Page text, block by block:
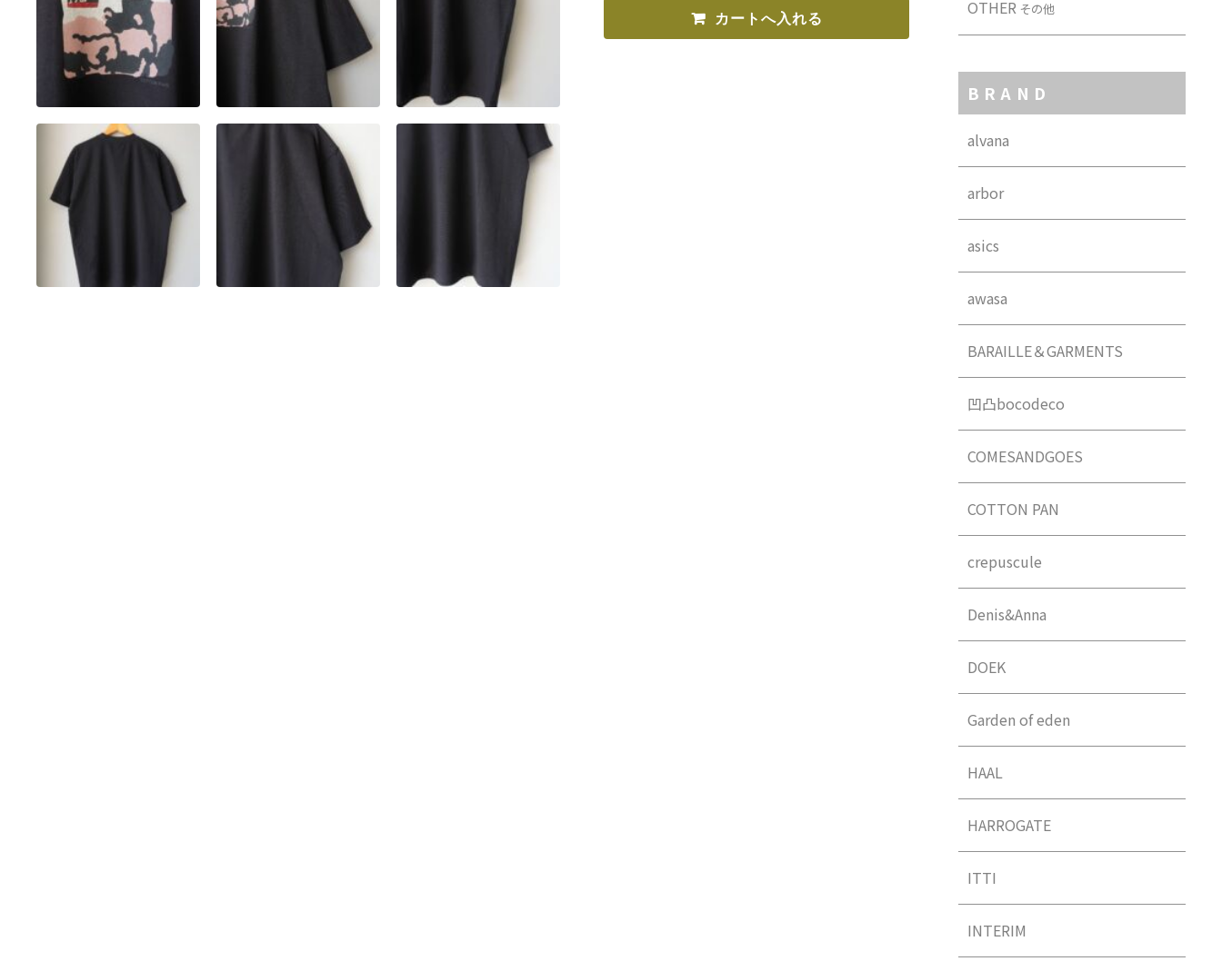
OTHERその他
BRAND
alvana
arbor
asics
awasa
BARAILLE＆GARMENTS
凹凸bocodeco
COMESANDGOES
COTTON PAN
crepuscule
Denis&Anna
DOEK
Garden of eden
HAAL
HARROGATE
ITTI
INTERIM